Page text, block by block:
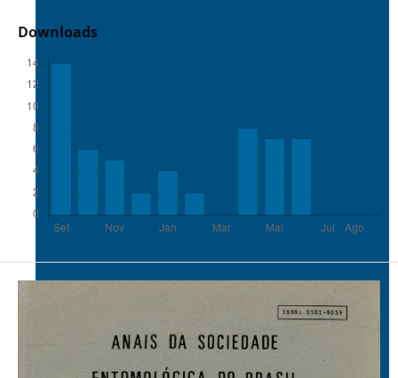
Downloads